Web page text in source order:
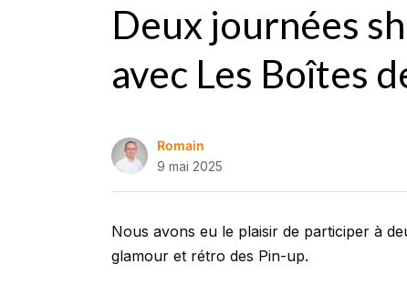
Deux journées
avec Les Boîtes
Romain
9 mai 2025
Nous avons eu le plaisir de participer à
glamour et rétro des Pin-up.